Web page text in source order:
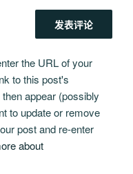
the URL of your
to this post's
appear (possibly
to update or remove
post and re-enter
about